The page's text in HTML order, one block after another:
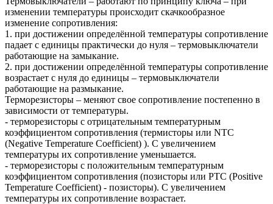
изменении температуры происходит скачкообразное
изменение сопротивления:
1. при достижении определённой температуры сопротивление
падает с единицы практически до нуля – термовыключатели
работающие на замыкание.
2. при достижении определённой температуры сопротивление
возрастает с нуля до единицы – термовыключатели
работающие на размыкание.
Терморезисторы – меняют свое сопротивление постепенно в
зависимости от температуры.
- терморезисторы с отрицательным температурным
коэффициентом сопротивления (термисторы или NTC
(Negative Temperature Coefficient) ). С увеличением
температуры их сопротивление уменьшается.
- терморезисторы с положительным температурным
коэффициентом сопротивления (позисторы или PTC (Positive
Temperature Coefficient) - позисторы). С увеличением
температуры их сопротивление возрастает.